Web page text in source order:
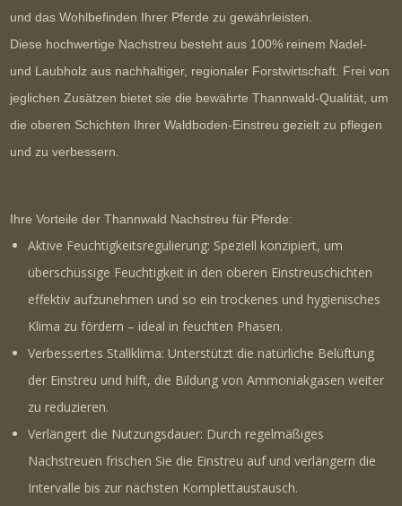
und das Wohlbefinden Ihrer Pferde zu gewährleisten.
Diese hochwertige Nachstreu besteht aus 100% reinem Nadel-
und Laubholz aus nachhaltiger, regionaler Forstwirtschaft. Frei von
jeglichen Zusätzen bietet sie die bewährte Thannwald-Qualität, um
die oberen Schichten Ihrer Waldboden-Einstreu gezielt zu pflegen
und zu verbessern.
Ihre Vorteile der Thannwald Nachstreu für Pferde:
Aktive Feuchtigkeitsregulierung: Speziell konzipiert, um
überschüssige Feuchtigkeit in den oberen Einstreuschichten
effektiv aufzunehmen und so ein trockenes und hygienisches
Klima zu fördern – ideal in feuchten Phasen.
Verbessertes Stallklima: Unterstützt die natürliche Belüftung
der Einstreu und hilft, die Bildung von Ammoniakgasen weiter
zu reduzieren.
Verlängert die Nutzungsdauer: Durch regelmäßiges
Nachstreuen frischen Sie die Einstreu auf und verlängern die
Intervalle bis zur nächsten Komplettaustausch.